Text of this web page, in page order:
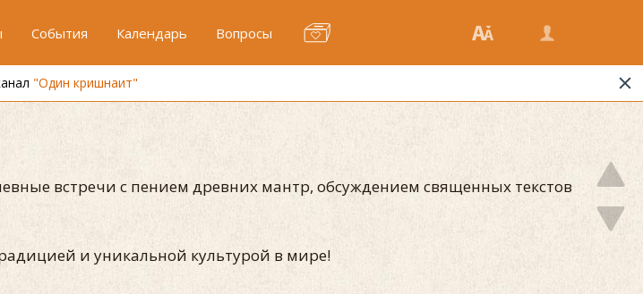
События Календарь Вопросы
"Один кришнаит"
встречи с пением древних мантр, обсуждением священных текстов
и уникальной культурой в мире!